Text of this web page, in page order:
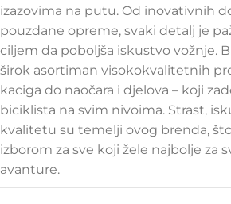
izazovima na putu. Od inovativnih
pouzdane opreme, svaki detalj je
ciljem da poboljša iskustvo vožnje.
širok asortiman visokokvalitetnih
kaciga do naočara i djelova – koji
biciklista na svim nivoima. Strast,
kvalitetu su temelji ovog brenda,
izborom za sve koji žele najbolje za
avanture.